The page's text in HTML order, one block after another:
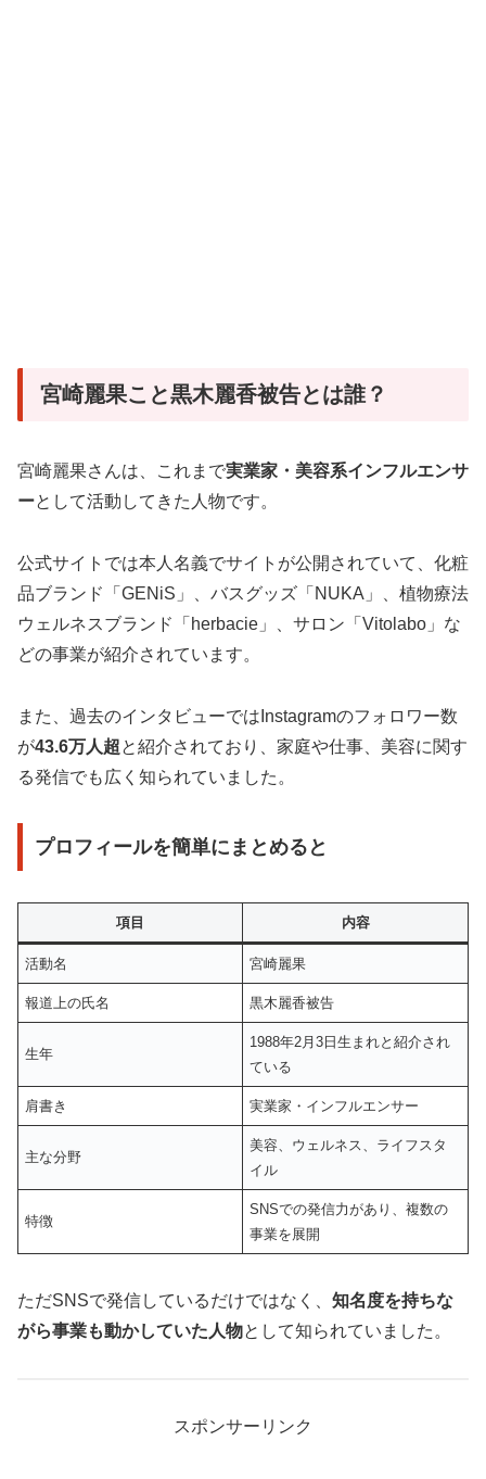
宮崎麗果こと黒木麗香被告とは誰？
宮崎麗果さんは、これまで実業家・美容系インフルエンサ
ーとして活動してきた人物です。
公式サイトでは本人名義でサイトが公開されていて、化粧
品ブランド「GENiS」、バスグッズ「NUKA」、植物療法
ウェルネスブランド「herbacie」、サロン「Vitolabo」な
どの事業が紹介されています。
また、過去のインタビューではInstagramのフォロワー数
が43.6万人超と紹介されており、家庭や仕事、美容に関す
る発信でも広く知られていました。
プロフィールを簡単にまとめると
項目 内容
活動名 宮崎麗果
報道上の氏名 黒木麗香被告
生年
1988年2月3日生まれと紹介され
ている
肩書き 実業家・インフルエンサー
主な分野
美容、ウェルネス、ライフスタ
イル
特徴
SNSでの発信力があり、複数の
事業を展開
ただSNSで発信しているだけではなく、 知名度を持ちな
がら事業も動かしていた人物として知られていました。
スポンサーリンク